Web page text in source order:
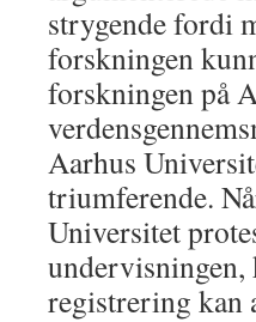
strygende fordi
forskningen
forskningen på
Aarhus
triumferende.
Universitet
undervisningen,
registrering kan